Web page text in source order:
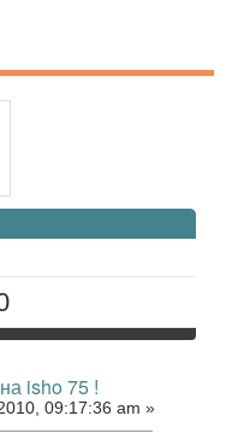
isho 75 !
09:17:36 am »